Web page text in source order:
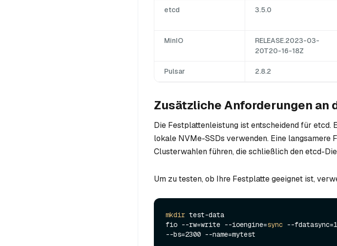
etcd 3.5.0
MinIO
RELEASE.2023-03-
20T20-16-18Z
Pulsar 2.8.2
Zusätzliche Anforderungen an
Die Festplattenleistung ist entscheidend für etcd.
lokale NVMe-SSDs verwenden. Eine langsamere
Clusterwahlen führen, die schließlich den etcd-
Um zu testen, ob Ihre Festplatte geeignet ist,
mkdir test-data
fio --rw=write --ioengine=sync --